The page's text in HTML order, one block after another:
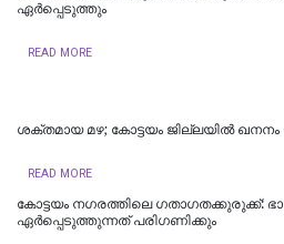
ഏർപ്പെടുത്തും
READ MORE
ശക്തമായ മഴ; കോട്ടയം ജില്ലയില്‍ ഖനനം
READ MORE
കോട്ടയം നഗരത്തിലെ ഗതാഗതക്കുരുക്ക്:
ഏർപ്പെടുത്തുന്നത് പരിഗണിക്കും